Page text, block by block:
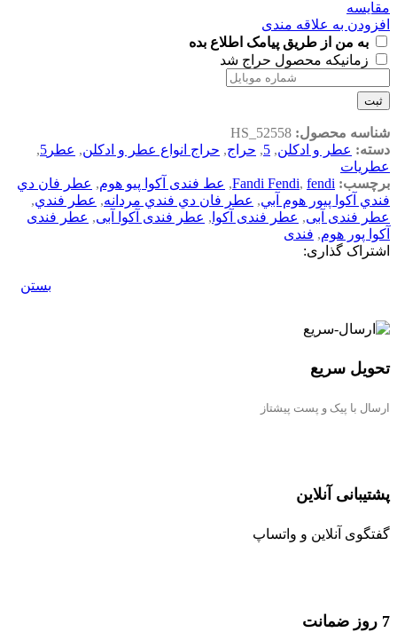
مقایسه
افزودن به علاقه مندی
به من از طریق پیامک اطلاع بده
زمانیکه محصول حراج شد
ثبت
شناسه محصول: HS_52558
دسته: عطر و ادکلن,
5
, حراج, حراج انواع عطر و ادکلن, عطر5
,
عطریات
برچسب:
Fandi Fendi, fendi
, عط فندی آکوا پیو هوم, عطر فان دي
فندي آکوا پيور هوم آبي, عطر فان دي فندي مردانه, عطر فندي,
عطر فندی آبی, عطر فندی آکوا , عطر فندی آکوا آبی, عطر فندی
آکوا پور هوم, فندی
اشتراک گذاری:
بستن
تحویل سریع
ارسال با پیک و پست پیشتاز
پشتیبانی آنلاین
گفتگوی آنلاین و واتساپ
7 روز ضمانت